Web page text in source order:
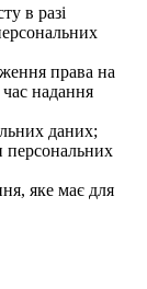
в разі
права на
надання
даних;
персональних
яке має для